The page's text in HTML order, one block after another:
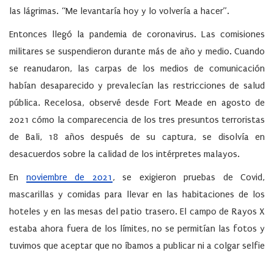
las lágrimas. “Me levantaría hoy y lo volvería a hacer”.
Entonces llegó la pandemia de coronavirus. Las comisiones
militares se suspendieron durante más de año y medio. Cuando
se reanudaron, las carpas de los medios de comunicación
habían desaparecido y prevalecían las restricciones de salud
pública. Recelosa, observé desde Fort Meade en agosto de
2021 cómo la comparecencia de los tres presuntos terroristas
de Bali, 18 años después de su captura, se disolvía en
desacuerdos sobre la calidad de los intérpretes malayos.
En noviembre de 2021, se exigieron pruebas de Covid,
mascarillas y comidas para llevar en las habitaciones de los
hoteles y en las mesas del patio trasero. El campo de Rayos X
estaba ahora fuera de los límites, no se permitían las fotos y
tuvimos que aceptar que no íbamos a publicar ni a colgar selfie